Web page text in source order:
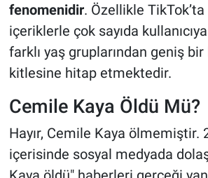
fenomenidir. Özellikle TikTok’ta
içeriklerle çok sayıda
farklı yaş gruplarından geniş bir
kitlesine hitap etmektedir.
Cemile Kaya Öldü Mü?
Hayır, Cemile Kaya ölmemiştir.
içerisinde sosyal medyada